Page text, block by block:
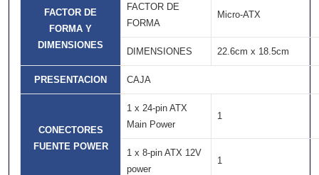
FACTOR DE
FORMA Y
DIMENSIONES
FACTOR DE
FORMA
Micro-ATX
DIMENSIONES 22.6cm x 18.5cm
PRESENTACION CAJA
CONECTORES
FUENTE POWER
1 x 24-pin ATX
Main Power
1
1 x 8-pin ATX 12V
power
1